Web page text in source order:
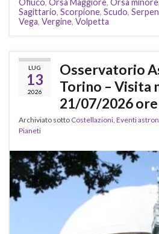
Ofiuco, Orsa Maggiore, Orsa minore,
Sagittario, Scorpione, Scudo,
Vega, Vergine, Volpetta
LUG
13
2026
Osservatorio
Torino – Visita
21/07/2026
Archiviato sotto Costellazioni Eventi
Pianeti